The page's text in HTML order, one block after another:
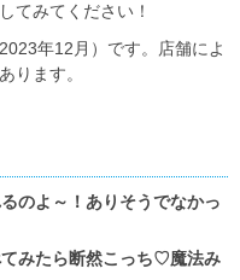
てみてください！
年12月）です。店舗によ
ります。
のよ～！ありそうでなかっ
みたら断然こっち♡魔法み